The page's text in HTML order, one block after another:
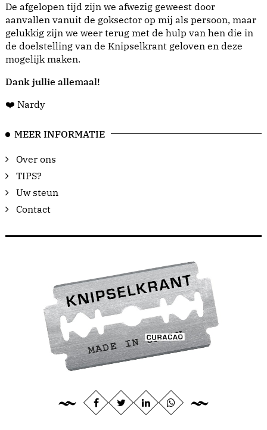
De afgelopen tijd zijn we afwezig geweest door
aanvallen vanuit de goksector op mij als persoon, maar
gelukkig zijn we weer terug met de hulp van hen die in
de doelstelling van de Knipselkrant geloven en deze
mogelijk maken.
Dank jullie allemaal!
❤️ Nardy
MEER INFORMATIE
Over ons
TIPS?
Uw steun
Contact